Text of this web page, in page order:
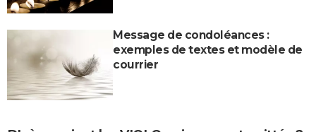
Message de condoléances :
exemples de textes et modèle de
courrier